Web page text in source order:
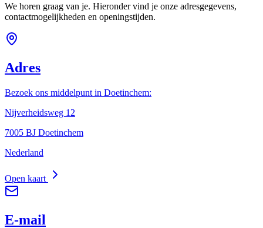
We horen graag van je. Hieronder vind je onze adresgegevens,
contactmogelijkheden en openingstijden.
Adres
Bezoek ons middelpunt in Doetinchem:
Nijverheidsweg 12
7005 BJ Doetinchem
Nederland
Open kaart
E-mail